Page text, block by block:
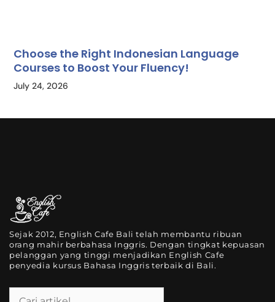
Choose the Right Indonesian Language
Courses to Boost Your Fluency!
July 24, 2026
Sejak 2012, English Cafe Bali telah membantu ribuan
orang mahir berbahasa Inggris. Dengan tingkat kepuasan
pelanggan yang tinggi menjadikan English Cafe
penyedia kursus Bahasa Inggris terbaik di Bali.